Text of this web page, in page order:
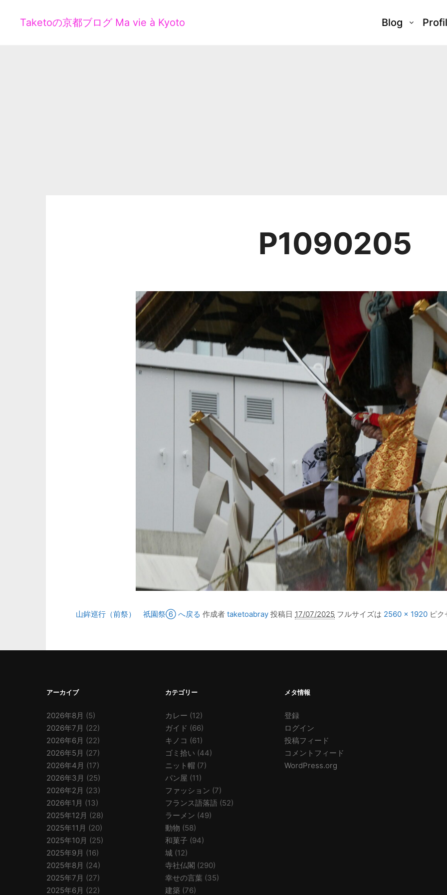
Taketoの京都ブログ Ma vie à Kyoto Blog Profil
P1090205
山鉾巡行（前祭） 祇園祭⑥ へ戻る 作成者 taketoabray 投稿日 17/07/2025 フルサイズは 2560 × 1920 ピク
アーカイブ
2026年8月 (5)
2026年7月 (22)
2026年6月 (22)
2026年5月 (27)
2026年4月 (17)
2026年3月 (25)
2026年2月 (23)
2026年1月 (13)
2025年12月 (28)
2025年11月 (20)
2025年10月 (25)
2025年9月 (16)
2025年8月 (24)
2025年7月 (27)
2025年6月 (22)
カテゴリー
カレー (12)
ガイド (66)
キノコ (61)
ゴミ拾い (44)
ニット帽 (7)
パン屋 (11)
ファッション (7)
フランス語落語 (52)
ラーメン (49)
動物 (58)
和菓子 (94)
城 (12)
寺社仏閣 (290)
幸せの言葉 (35)
建築 (76)
メタ情報
登録
ログイン
投稿フィード
コメントフィード
WordPress.org